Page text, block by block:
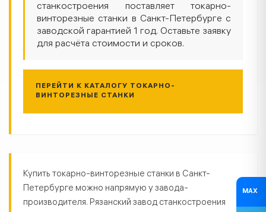
станкостроения поставляет токарно-
винторезные станки в Санкт-Петербурге с
заводской гарантией 1 год. Оставьте заявку
для расчёта стоимости и сроков.
ПЕРЕЙТИ К КАТАЛОГУ ТОКАРНО-
ВИНТОРЕЗНЫЕ СТАНКИ
Токарно-винторезные станки в
Купить токарно-винторезные станки в Санкт-
Петербурге можно напрямую у завода-
производителя. Рязанский завод станкостроения
MAX